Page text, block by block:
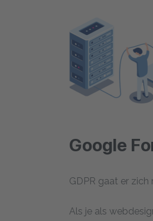
Google
GDPR gaat er
Als je als